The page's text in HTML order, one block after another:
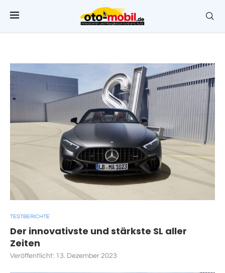
TESTBERICHTE
Der innovativste und stärkste SL aller
Zeiten
Veröffentlicht: 13. Dezember 2023